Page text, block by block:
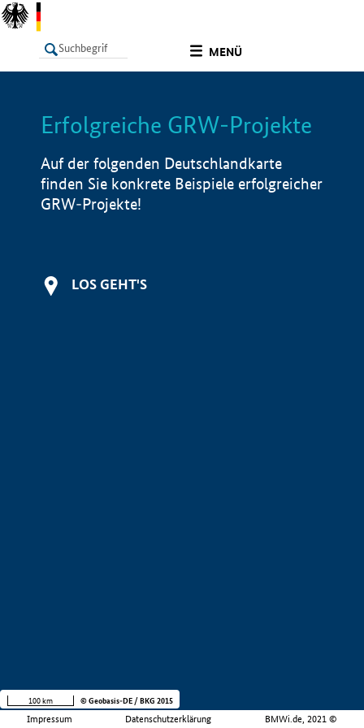
MENÜ
LISTE Info
Erfolgreiche GRW-Projekte
Auf der folgenden Deutschlandkarte
finden Sie konkrete Beispiele erfolgreicher
GRW-Projekte!
LOS GEHT'S
Impressum Datenschutzerklärung BMWi.de, 2021 ©
100 km © Geobasis-DE / BKG 2015